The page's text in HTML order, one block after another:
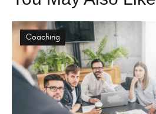
Coaching